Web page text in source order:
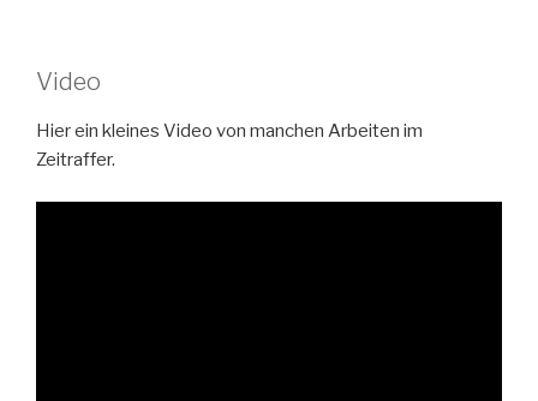
Video
Hier ein kleines Video von manchen Arbeiten im
Zeitraffer.